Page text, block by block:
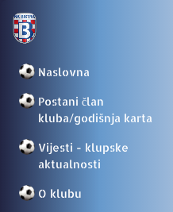
Naslovna
Postani član
kluba/godišnja karta
Vijesti - klupske
aktualnosti
O klubu